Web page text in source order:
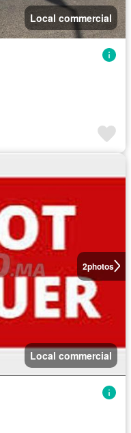
Local commercial
2photos
Local commercial